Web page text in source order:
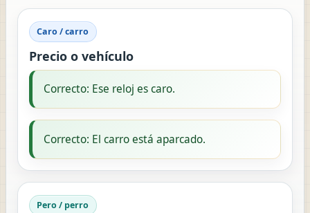
Caro / carro
Precio o vehículo
Correcto: Ese reloj es caro.
Correcto: El carro está aparcado.
Pero / perro